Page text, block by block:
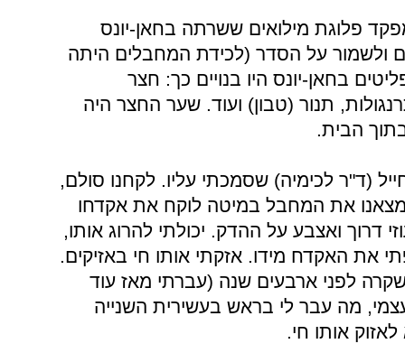
40 שנה הייתי מפקד פלוגת מילואים ששרתה בחאן-יונס
ולשמור על הסדר (לכידת המחבלים היתה
בחאן-יונס היו בנויים כך: חצר
תנור (טבון) ועוד. שער החצר היה
הבית.
(ד"ר לכימיה) שסמכתי עליו. לקחנו סולם,
את המחבל במיטה לוקח את אקדחו
דרוך ואצבע על ההדק. יכולתי להרוג אותו,
את האקדח מידו. אזקתי אותו חי באזיקים.
לפני ארבעים שנה (עברתי מאז עוד
מה עבר לי בראש בעשירית השנייה
אותו חי.